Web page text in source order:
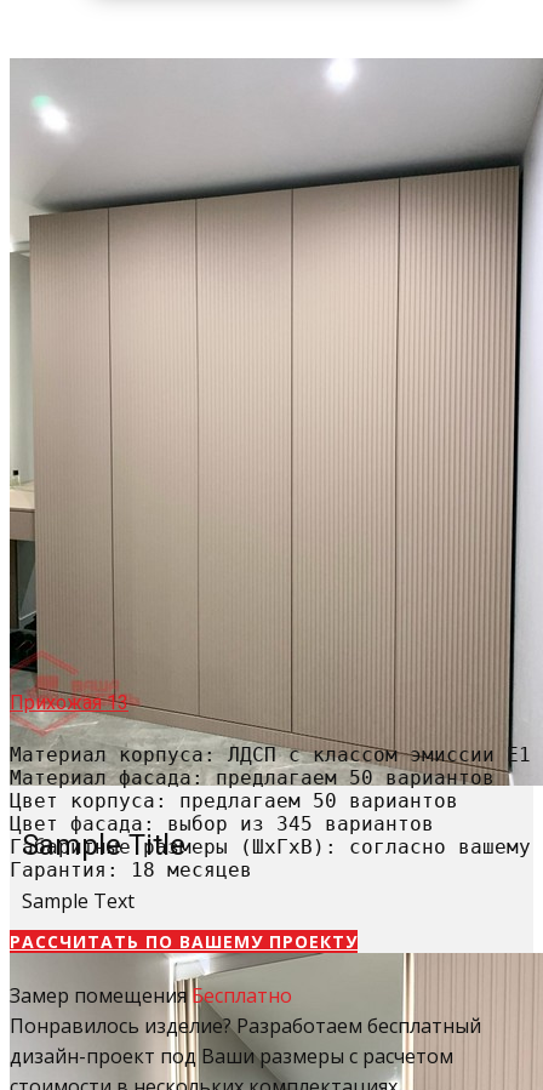
Sample Title
Sample Text
Прихожая 13
Материал корпуса: ЛДСП с классом эмиссии Е1
Материал фасада: предлагаем 50 вариантов
Цвет корпуса: предлагаем 50 вариантов
Цвет фасада: выбор из 345 вариантов
Габаритные размеры (ШхГхВ): согласно вашему
Гарантия: 18 месяцев
РАССЧИТАТЬ​ ПО ВАШЕМУ ПРОЕКТУ
Замер помещенияБесплатно
Понравилось изделие? Разработаем бесплатный
дизайн-проект под Ваши размеры с расчетом